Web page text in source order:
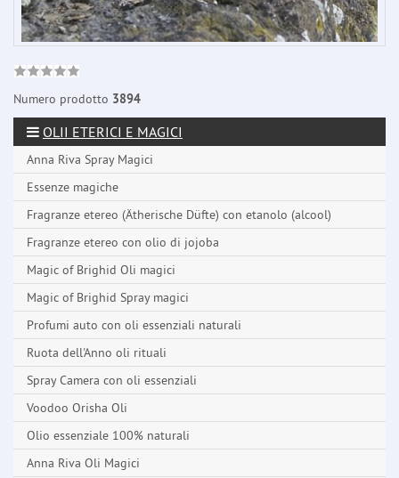
Numero prodotto 3894
OLII ETERICI E MAGICI
Anna Riva Spray Magici
Essenze magiche
Fragranze etereo (Ätherische Düfte) con etanolo (alcool)
Fragranze etereo con olio di jojoba
Magic of Brighid Oli magici
Magic of Brighid Spray magici
Profumi auto con oli essenziali naturali
Ruota dell'Anno oli rituali
Spray Camera con oli essenziali
Voodoo Orisha Oli
Olio essenziale 100% naturali
Anna Riva Oli Magici